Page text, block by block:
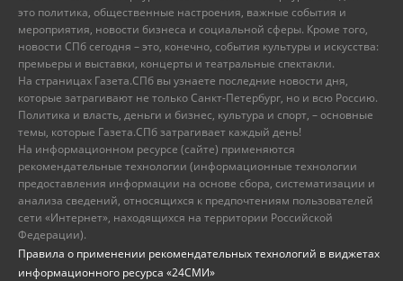
это политика, общественные настроения, важные события и
мероприятия, новости бизнеса и социальной сферы. Кроме того,
новости СПб сегодня – это, конечно, события культуры и искусства:
премьеры и выставки, концерты и театральные спектакли.
На страницах Газета.СПб вы узнаете последние новости дня,
которые затрагивают не только Санкт-Петербург, но и всю Россию.
Политика и власть, деньги и бизнес, культура и спорт, – основные
темы, которые Газета.СПб затрагивает каждый день!
На информационном ресурсе (сайте) применяются
рекомендательные технологии (информационные технологии
предоставления информации на основе сбора, систематизации и
анализа сведений, относящихся к предпочтениям пользователей
сети «Интернет», находящихся на территории Российской
Федерации).
Правила о применении рекомендательных технологий в виджетах
информационного ресурса «24СМИ»